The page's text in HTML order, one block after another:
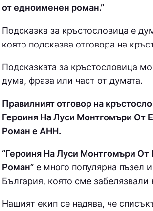
от едноименен роман.”
Подсказка за кръстословица е
която подсказва отговора на
Подсказката за кръстословица
дума, фраза или част от думата.
Правилният отговор на
Героиня На Луси Монтгомъри От
Роман е АНН.
“Героиня На Луси Монтгомъри
Роман”е много популярна пъзел
България, която сме забелязвали
Нашият екип се надява, че